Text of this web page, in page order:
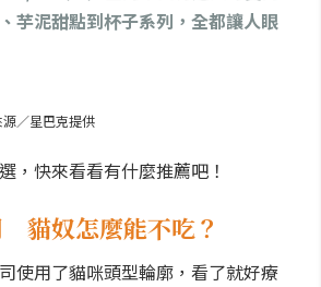
芋泥甜點到杯子系列，全都讓人眼
／星巴克提供
，快來看看有什麼推薦吧！
貓奴怎麼能不吃？
使用了貓咪頭型輪廓，看了就好療